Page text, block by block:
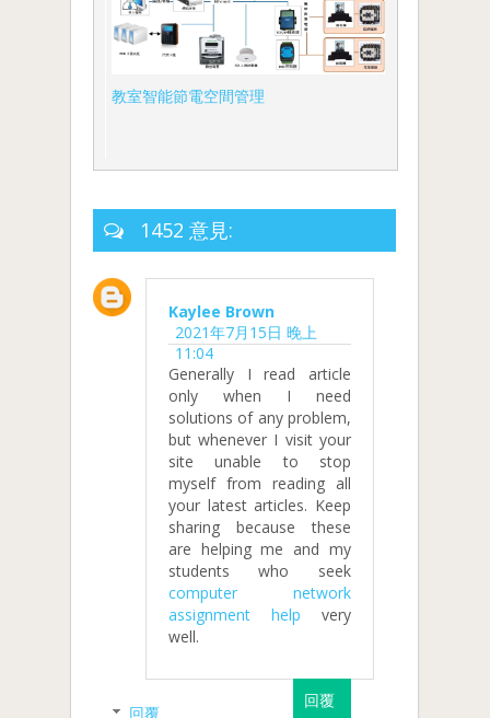
教室智能節電空間管理
1452 意見:
Kaylee Brown
2021年7月15日 晚上
11:04
Generally I read article
only when I need
solutions of any problem,
but whenever I visit your
site unable to stop
myself from reading all
your latest articles. Keep
sharing because these
are helping me and my
students who seek
computer network
assignment help very
well.
回覆
回覆